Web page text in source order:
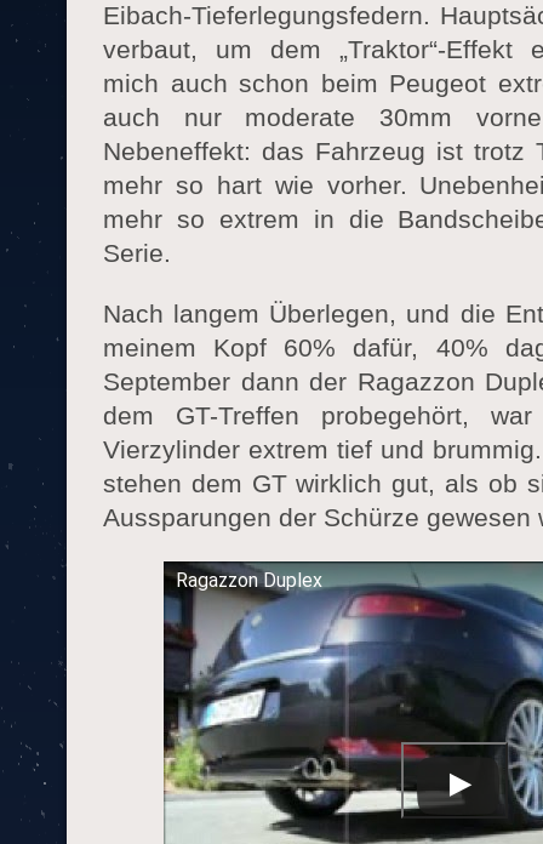
Eibach-Tieferlegungsfedern.
verbaut, um dem „Traktor“-Effekt
mich auch schon beim Peugeot
auch nur moderate 30mm
Nebeneffekt: das Fahrzeug ist trotz
mehr so hart wie vorher.
mehr so extrem in die
Serie.
Nach langem Überlegen, und die
meinem Kopf 60% dafür, 40%
September dann der Ragazzon
dem GT-Treffen probegehört,
Vierzylinder extrem tief und
stehen dem GT wirklich gut, als ob
Aussparungen der Schürze gewesen
Ragazzon Duplex